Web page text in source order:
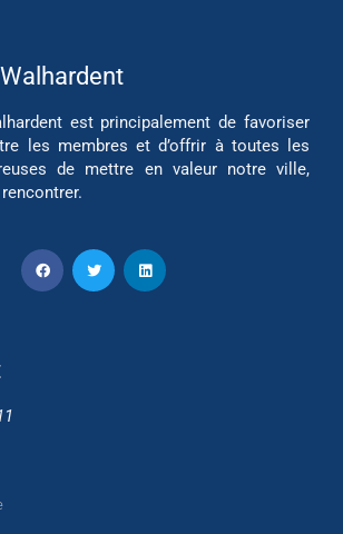
est principalement de favoriser
les membres et d’offrir à toutes les
de mettre en valeur notre ville,